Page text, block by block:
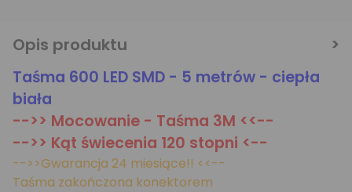
Opis produktu
Taśma 600 LED SMD - 5 metrów - ciepła
biała
-->> Mocowanie - Taśma 3M <<--
-->> Kąt świecenia 120 stopni <--
-->>Gwarancja 24 miesiące!! <<--
Taśma zakończona konektorem